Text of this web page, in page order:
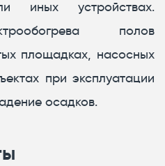
иных устройствах.
полов
площадках, насосных
при эксплуатации
осадков.